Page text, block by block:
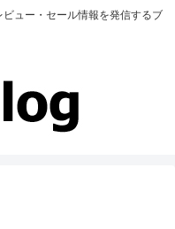
ュー・セール情報を発信するブ